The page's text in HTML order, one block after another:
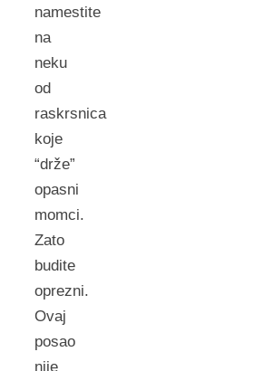
namestite
na
neku
od
raskrsnica
koje
“drže”
opasni
momci.
Zato
budite
oprezni.
Ovaj
posao
nije